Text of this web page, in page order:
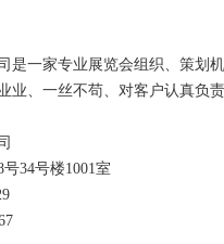
是一家专业展览会组织、策划
业、一丝不苟、对客户认真负
34号楼1001室